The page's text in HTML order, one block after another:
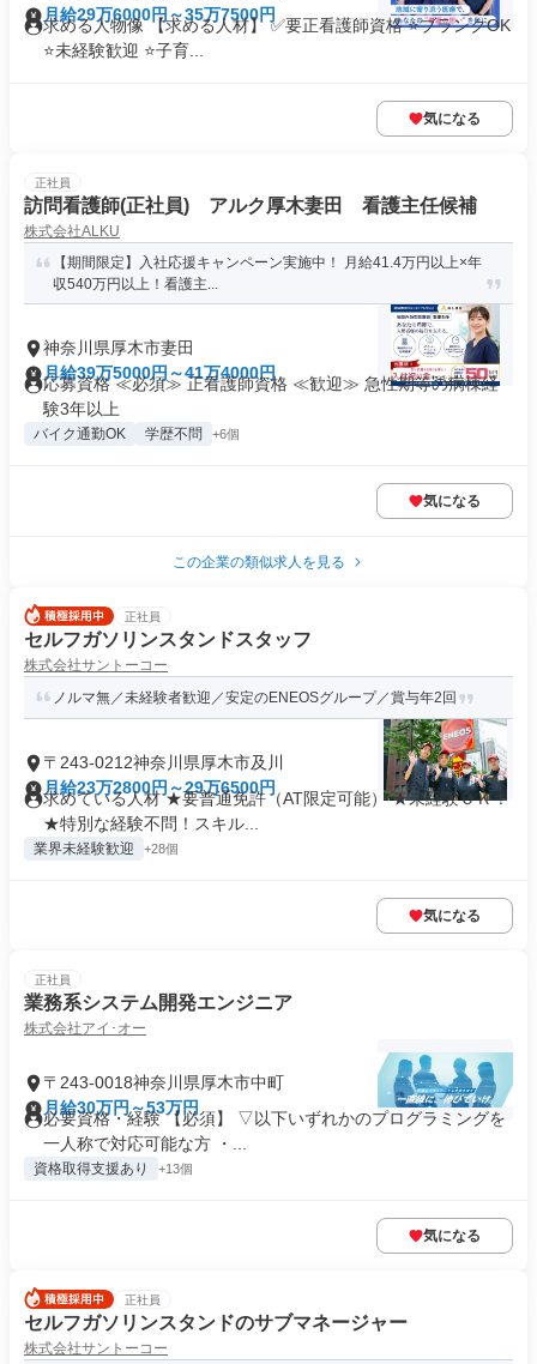
月給29万6000円～35万7500円
求める人物像 【求める人材】 ✅要正看護師資格 ⭐ブランクOK
⭐未経験歓迎 ⭐子育...
気になる
正社員
訪問看護師(正社員) アルク厚木妻田 看護主任候補
株式会社ALKU
【期間限定】入社応援キャンペーン実施中！ 月給41.4万円以上×年
収540万円以上！看護主...
神奈川県厚木市妻田
月給39万5000円～41万4000円
応募資格 ≪必須≫ 正看護師資格 ≪歓迎≫ 急性期等の病棟経
験3年以上
バイク通勤OK 学歴不問 +6個
気になる
この企業の類似求人を見る
正社員
セルフガソリンスタンドスタッフ
株式会社サントーコー
ノルマ無／未経験者歓迎／安定のENEOSグループ／賞与年2回
〒243-0212神奈川県厚木市及川
月給23万2800円～29万6500円
求めている人材 ★要普通免許（AT限定可能） ★未経験ＯＫ！
★特別な経験不問！スキル...
業界未経験歓迎 +28個
気になる
正社員
業務系システム開発エンジニア
株式会社アイ･オー
〒243-0018神奈川県厚木市中町
月給30万円～53万円
必要資格・経験 【必須】 ▽以下いずれかのプログラミングを
一人称で対応可能な方 ・...
資格取得支援あり +13個
気になる
正社員
セルフガソリンスタンドのサブマネージャー
株式会社サントーコー